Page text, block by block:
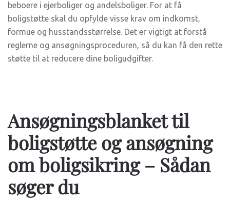
beboere i ejerboliger og andelsboliger. For at få
boligstøtte skal du opfylde visse krav om indkomst,
formue og husstandsstørrelse. Det er vigtigt at forstå
reglerne og ansøgningsproceduren, så du kan få den rette
støtte til at reducere dine boligudgifter.
Ansøgningsblanket til
boligstøtte og ansøgning
om boligsikring – Sådan
søger du